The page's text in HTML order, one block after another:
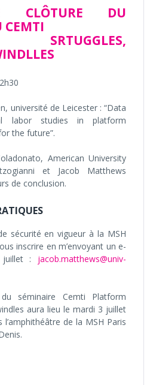
CLÔTURE DU
CEMTI
SRTUGGLES,
université de Leicester : “Data
labor studies in platform
the future”.
American University
et Jacob Matthews
de conclusion.
sécurité en vigueur à la MSH
inscrire en m’envoyant un e-
: jacob.matthews@univ-
séminaire Cemti Platform
aura lieu le mardi 3 juillet
de la MSH Paris